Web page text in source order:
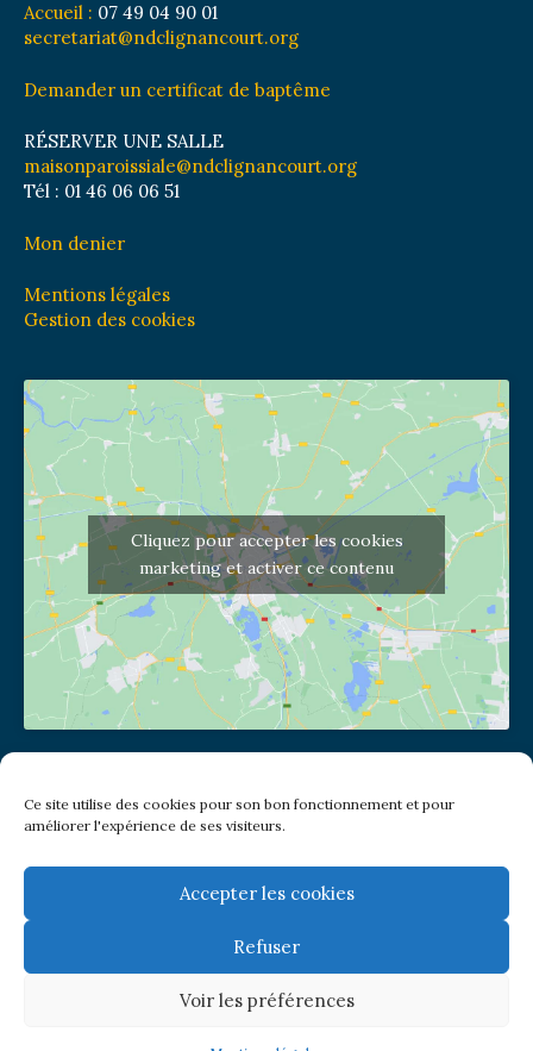
Ce site utilise des cookies pour son bon fonctionnement et pour
améliorer l'expérience de ses visiteurs.
Accepter les cookies
Refuser
Voir les préférences
Accueil : 07 49 04 90 01
secretariat@ndclignancourt.org
Demander un certificat de baptême
RÉSERVER UNE SALLE
maisonparoissiale@ndclignancourt.org
Tél : 01 46 06 06 51
Mon denier
Mentions légales
Gestion des cookies
Cliquez pour accepter les cookies
marketing et activer ce contenu
(pas de courrier à cette adresse)
2 place Jules Joffrin - 75018
Metro: Jules Joffrin ou Simplon
Bus : Mairie du XVIII
Newsletter